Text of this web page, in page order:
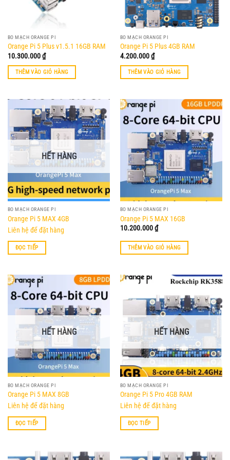
BO MẠCH ORANGE PI
Orange Pi 5 Plus v1.5.1 16GB RAM
10.300.000₫
THÊM VÀO GIỎ HÀNG
BO MẠCH ORANGE PI
Orange Pi 5 Plus 4GB RAM
4.200.000₫
THÊM VÀO GIỎ HÀNG
HẾT HÀNG
BO MẠCH ORANGE PI
Orange Pi 5 MAX 4GB
Liên hệ để đặt hàng
ĐỌC TIẾP
BO MẠCH ORANGE PI
Orange Pi 5 MAX 16GB
10.200.000₫
THÊM VÀO GIỎ HÀNG
HẾT HÀNG
BO MẠCH ORANGE PI
Orange Pi 5 MAX 8GB
Liên hệ để đặt hàng
ĐỌC TIẾP
HẾT HÀNG
BO MẠCH ORANGE PI
Orange Pi 5 Pro 4GB RAM
Liên hệ để đặt hàng
ĐỌC TIẾP